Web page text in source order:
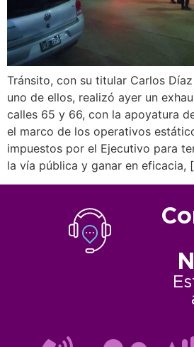
Tránsito, con su titular Carlos
uno de ellos, realizó ayer un
calles 65 y 66, con la apoyatura
el marco de los operativos
impuestos por el Ejecutivo para
la vía pública y ganar en eficacia,